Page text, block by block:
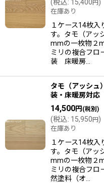
(税込: 15,400円)
在庫あり
１ケース14枚
す。タモ（アッ
mmの一枚物２
ミリの複合フロ
装 床暖房…
タモ（アッシ
装・床暖房対
14,500円 (税別)
(税込: 15,950円)
在庫あり
１ケース14枚
す。タモ（アッ
mmの一枚物２
ミリの複合フロ
然塗料（オ…